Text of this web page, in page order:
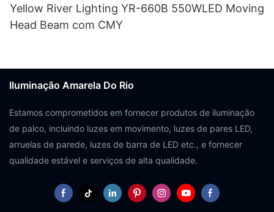
Yellow River Lighting YR-660B 550WLED Moving
Head Beam com CMY
Iluminação Amarela Do Rio
Estamos comprometidos em fornecer produtos de iluminação
de palco, incluindo luzes em movimento, luzes de pares LED,
arruelas de parede, luzes de barra de LED etc., e fornecer
qualidade estável e serviços de alta qualidade.